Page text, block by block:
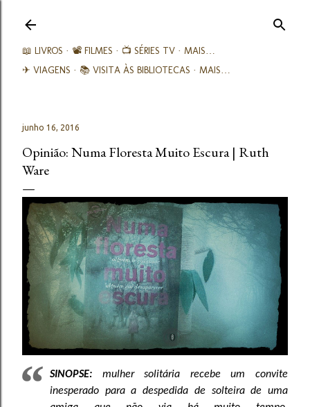
📖 LIVROS 📽️ FILMES 📺 SÉRIES TV
MAIS…
✈ VIAGENS
📚︎ VISITA ÀS BIBLIOTECAS MAIS…
junho 16, 2016
Opinião: Numa Floresta Muito Escura | Ruth
Ware
SINOPSE: mulher solitária recebe um convite
inesperado para a despedida de solteira de uma